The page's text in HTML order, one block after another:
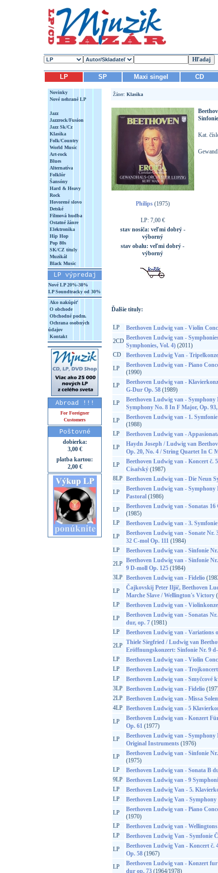
LP SP Maxi singel CD
Novinky
Nové nehrané LP
Jazz
Jazzrock/Fusion
Jazz Sk/Cz
Klasika
Folk/Country
World Music
Art-rock
Blues
Alternatíva
Folklór
Šansóny
Hard & Heavy
Rock
Hovorené slovo
Detské
Filmová hudba
Ostatné žánre
Elektronika
Hip Hop
Pop 80s
SK/CZ tituly
Muzikál
Black Music
LP výpredaj
Nové LP 20%-30%
LP Soundtracky od 30%
Ako nakúpiť
O obchode
Obchodné podm.
Ochrana osobných
údajov
Kontakt
Abroad !!!
For Foreigner
Customers
Poštovné
dobierka:
3,00 €
platba kartou:
2,00 €
Žáner: Klasika
Philips(1975)
LP: 7,00 €
stav nosiča: veľmi dobrý -
výborný
stav obalu: veľmi dobrý -
výborný
Kat.
Ďalšie tituly:
LP
Beethoven Ludwig van - Violin
2CD Beethoven Ludwig van -
Symphonies, Vol. 4)(2011)
CD
Beethoven Ludwig Van -
LP
Beethoven Ludwig van - Piano
(1990)
LP
Beethoven Ludwig van -
G-Dur Op. 58(1989)
LP
Beethoven Ludwig van -
Symphony No. 8 In F Major, Op. 93,
LP
Beethoven Ludwig van - 1.
(1988)
LP
Beethoven Ludwig van -
LP
Haydn Joseph / Ludwig van
Op. 20, No. 4 / String Quartet In C
LP
Beethoven Ludwig van - Koncert č.
Císařský(1987)
8LP Beethoven Ludwig van - Die Neun
LP
Beethoven Ludwig van - Symphony
Pastoral(1986)
LP
Beethoven Ludwig van - Sonatas
(1985)
LP
Beethoven Ludwig van - 3.
LP
Beethoven Ludwig van - Sonate Nr.
32 C-mol Op. 111(1984)
LP
Beethoven Ludwig van - Sinfonie
2LP Beethoven Ludwig van - Sinfonie
9 D-moll Op. 125(1984)
3LP Beethoven Ludwig van - Fidelio
LP
Čajkovskij Peter Iljič, Beethoven
Marche Slave / Wellington's Victory
LP
Beethoven Ludwig van -
LP
Beethoven Ludwig van - Sonatas
dur, op. 7(1981)
LP
Beethoven Ludwig van - Variations
2LP Thiele Siegfried / Ludwig van
Eröffnungskonzert: Sinfonie Nr. 9
LP
Beethoven Ludwig van - Violin
LP
Beethoven Ludwig van - Trojkoncert
LP
Beethoven Ludwig van - Smyčcové
3LP Beethoven Ludwig van - Fidelio
2LP Beethoven Ludwig van - Missa
4LP Beethoven Ludwig van - 5
LP
Beethoven Ludwig van - Konzert
Op. 61(1977)
LP
Beethoven Ludwig van -
Original Instruments(1976)
LP
Beethoven Ludwig van - Sinfonie
(1975)
LP
Beethoven Ludwig van - Sonata B
9LP Beethoven Ludwig van - 9
LP
Beethoven Ludwig Van - 5.
LP
Beethoven Ludwig Van - Symphony
LP
Beethoven Ludwig van - Piano
(1970)
LP
Beethoven Ludwig van - Wellingtons
LP
Beethoven Ludwig Van - Symfonie
LP
Beethoven Ludwig Van - Koncert
Op. 58(1967)
LP
Beethoven Ludwig van - Konzert
dur op. 73(1964/1978)